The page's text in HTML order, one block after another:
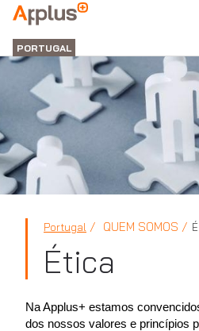
Applus+
GRUPO
PORTUGAL
Portugal QUEM SOMOS
Ética
Na Applus+ estamos
dos nossos valores e princípios